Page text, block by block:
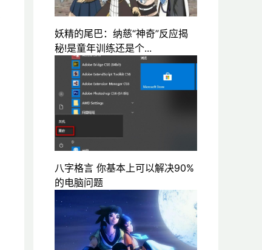
妖精的尾巴：纳慈“神奇”反应揭
秘!是童年训练还是个...
八字格言 你基本上可以解决90%
的电脑问题